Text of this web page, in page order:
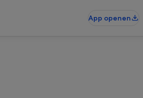
App openen